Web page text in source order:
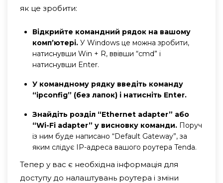
як це зробити:
Відкрийте командний рядок на вашому
комп’ютері. У Windows це можна зробити,
натиснувши Win + R, ввівши “cmd” і
натиснувши Enter.
У командному рядку введіть команду
“ipconfig” (без лапок) і натисніть Enter.
Знайдіть розділ “Ethernet adapter” або
“Wi-Fi adapter” у висновку команди. Поруч
із ним буде написано “Default Gateway”, за
яким слідує IP-адреса вашого роутера Tenda.
Тепер у вас є необхідна інформація для
доступу до налаштувань роутера і зміни